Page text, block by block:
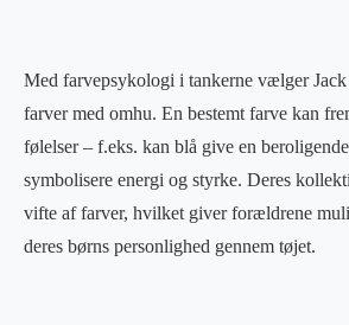
Med farvepsykologi i tankerne vælger Jack
farver med omhu. En bestemt farve kan
følelser – f.eks. kan blå give en
symbolisere energi og styrke. Deres
vifte af farver, hvilket giver forældrene
deres børns personlighed gennem tøjet.